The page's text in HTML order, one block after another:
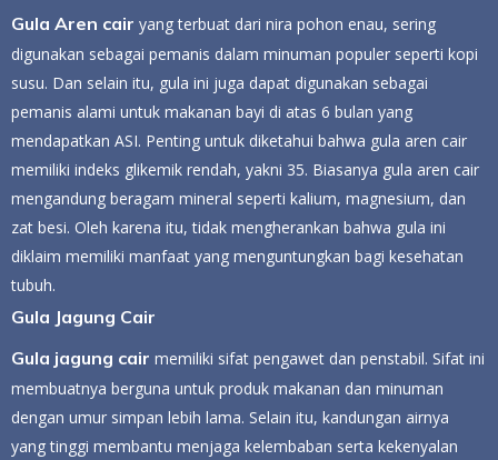
Gula Aren cair yang terbuat dari nira pohon enau, sering
digunakan sebagai pemanis dalam minuman populer seperti kopi
susu. Dan selain itu, gula ini juga dapat digunakan sebagai
pemanis alami untuk makanan bayi di atas 6 bulan yang
mendapatkan ASI. Penting untuk diketahui bahwa gula aren cair
memiliki indeks glikemik rendah, yakni 35. Biasanya gula aren cair
mengandung beragam mineral seperti kalium, magnesium, dan
zat besi. Oleh karena itu, tidak mengherankan bahwa gula ini
diklaim memiliki manfaat yang menguntungkan bagi kesehatan
tubuh.
Gula Jagung Cair
Gula jagung cair memiliki sifat pengawet dan penstabil. Sifat ini
membuatnya berguna untuk produk makanan dan minuman
dengan umur simpan lebih lama. Selain itu, kandungan airnya
yang tinggi membantu menjaga kelembaban serta kekenyalan